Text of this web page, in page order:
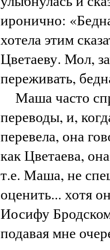
иронично:
хотела этим
Цветаеву. Мол,
переживать,
Маша часто
переводы, и,
перевела, она
как Цветаева,
т.е. Маша, не
оценить... хотя
Иосифу
подавая мне